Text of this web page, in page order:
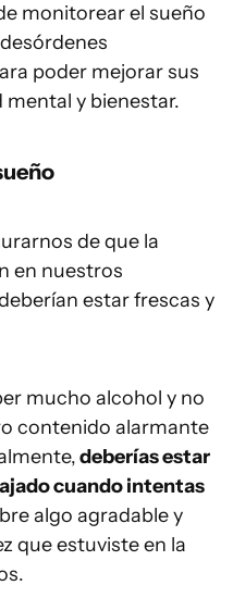
monitorear el sueño
poder mejorar sus
y bienestar.
de que la
en nuestros
estar frescas y
mucho alcohol y no
contenido alarmante
deberías estar
cuando intentas
algo agradable y
que estuviste en la